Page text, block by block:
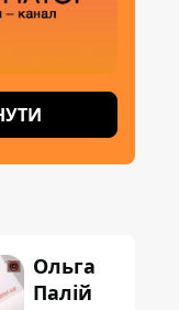
Ольга
Палій